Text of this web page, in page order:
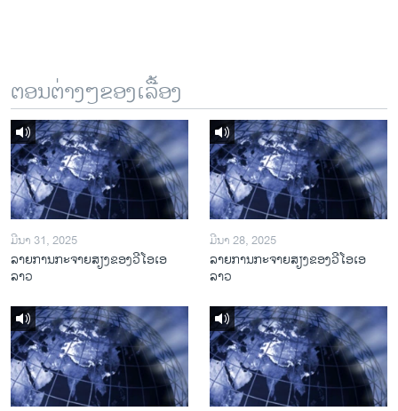
ຕອນຕ່າງໆຂອງເລື້ອງ
ມີນາ 31, 2025
ລາຍການກະຈາຍສຽງຂອງວີໂອເອ
ລາວ
ມີນາ 28, 2025
ລາຍການກະຈາຍສຽງຂອງວີໂອເອ
ລາວ